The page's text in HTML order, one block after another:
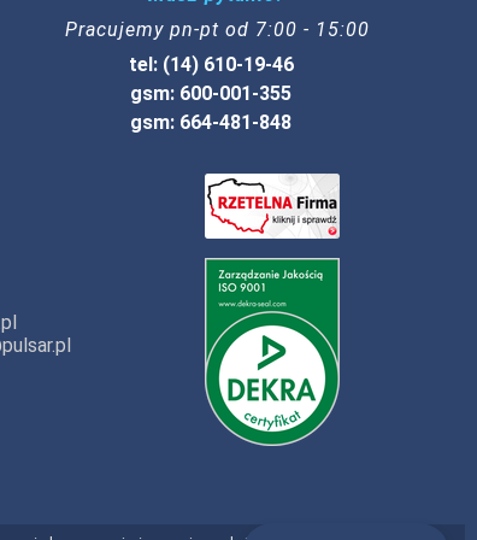
Pracujemy pn-pt od 7:00 - 15:00
tel: (14) 610-19-46
gsm: 600-001-355
gsm: 664-481-848